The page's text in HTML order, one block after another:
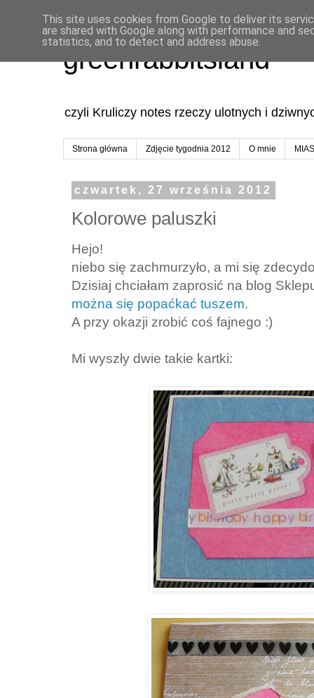
greenrabbitsland
czyli Kruliczy notes rzeczy ulotnych i
Strona główna Zdjęcie tygodnia 2012 O mnie
czwartek, 27 września 2012
Kolorowe paluszki
Hejo!
niebo się zachmurzyło, a mi się
Dzisiaj chciałam zaprosić na blog
można się popaćkać tuszem.
A przy okazji zrobić coś fajnego :)
Mi wyszły dwie takie kartki:
This site uses cookies from Google to deliver its
are shared with Google along with performance and
statistics, and to detect and address abuse.